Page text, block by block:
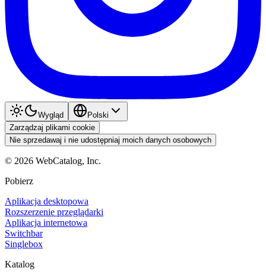
Wygląd
Polski
Zarządzaj plikami cookie
Nie sprzedawaj i nie udostępniaj moich danych osobowych
© 2026 WebCatalog, Inc.
Pobierz
Aplikacja desktopowa
Rozszerzenie przeglądarki
Aplikacja internetowa
Switchbar
Singlebox
Katalog